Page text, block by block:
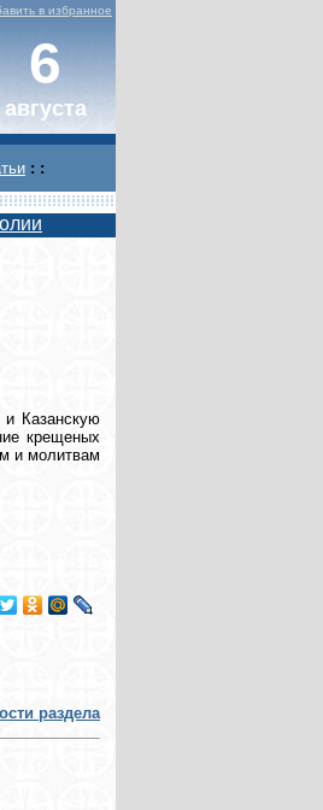
в избранное
6
августа
: :
и Казанскую
крещеных
и молитвам
раздела